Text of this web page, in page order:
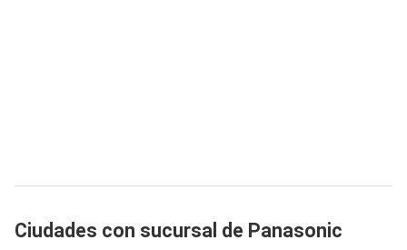
Ciudades con sucursal de Panasonic